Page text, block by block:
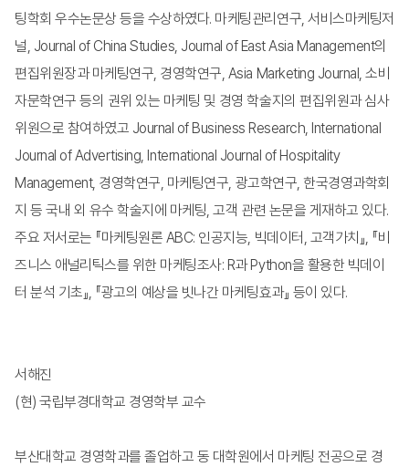
팅학회 우수논문상 등을 수상하였다. 마케팅관리연구, 서비스마케팅저
널, Journal of China Studies, Journal of East Asia Management의
편집위원장과 마케팅연구, 경영학연구, Asia Marketing Journal, 소비
자문학연구 등의 권위 있는 마케팅 및 경영 학술지의 편집위원과 심사
위원으로 참여하였고 Journal of Business Research, International
Journal of Advertising, International Journal of Hospitality
Management, 경영학연구, 마케팅연구, 광고학연구, 한국경영과학회
지 등 국내 외 유수 학술지에 마케팅, 고객 관련 논문을 게재하고 있다.
주요 저서로는 『마케팅원론 ABC: 인공지능, 빅데이터, 고객가치』, 『비
즈니스 애널리틱스를 위한 마케팅조사: R과 Python을 활용한 빅데이
터 분석 기초』, 『광고의 예상을 빗나간 마케팅효과』 등이 있다.
서해진
(현) 국립부경대학교 경영학부 교수
부산대학교 경영학과를 졸업하고 동 대학원에서 마케팅 전공으로 경